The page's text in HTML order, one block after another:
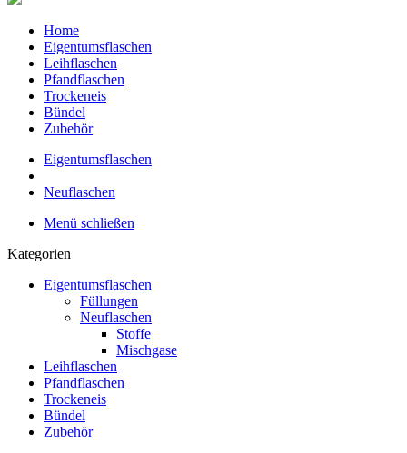
Home
Eigentumsflaschen
Leihflaschen
Pfandflaschen
Trockeneis
Bündel
Zubehör
Eigentumsflaschen
Neuflaschen
Menü schließen
Kategorien
Eigentumsflaschen
Füllungen
Neuflaschen
Stoffe
Mischgase
Leihflaschen
Pfandflaschen
Trockeneis
Bündel
Zubehör